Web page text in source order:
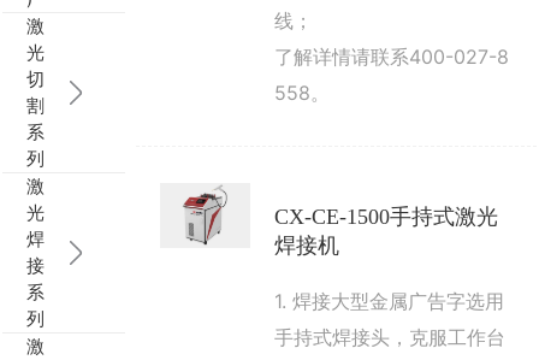
模具制造行业中激光加工设备解决方案
激
光
切
割
系
列
激
光
焊
接
系
列
激
线；
了解详情请联系400-027-8
558。
CX-CE-1500手持式激光
焊接机
1. 焊接大型金属广告字选用
手持式焊接头，克服工作台